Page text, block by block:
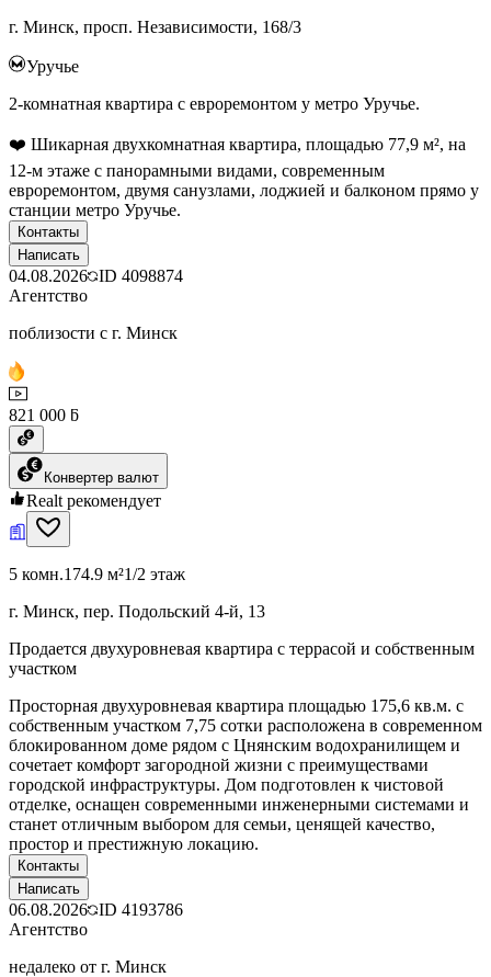
г. Минск, просп. Независимости, 168/3
Уручье
2-комнатная квартира с евроремонтом у метро Уручье.
❤️ Шикарная двухкомнатная квартира, площадью 77,9 м², на
12-м этаже с панорамными видами, современным
евроремонтом, двумя санузлами, лоджией и балконом прямо у
станции метро Уручье.
Контакты
Написать
04.08.2026 ID 4098874
Агентство
поблизости с г. Минск
821 000 ƃ
Конвертер валют
Realt рекомендует
5 комн.174.9 м²1/2 этаж
г. Минск, пер. Подольский 4-й, 13
Продается двухуровневая квартира с террасой и собственным
участком
Просторная двухуровневая квартира площадью 175,6 кв.м. с
собственным участком 7,75 сотки расположена в современном
блокированном доме рядом с Цнянским водохранилищем и
сочетает комфорт загородной жизни с преимуществами
городской инфраструктуры. Дом подготовлен к чистовой
отделке, оснащен современными инженерными системами и
станет отличным выбором для семьи, ценящей качество,
простор и престижную локацию.
Контакты
Написать
06.08.2026 ID 4193786
Агентство
недалеко от г. Минск